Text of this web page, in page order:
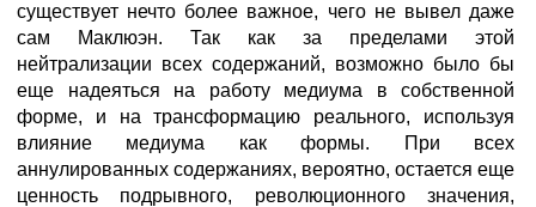
существует нечто более важное, чего не вывел даже
сам Маклюэн. Так как за пределами этой
нейтрализации всех содержаний, возможно было бы
еще надеяться на работу медиума в собственной
форме, и на трансформацию реального, используя
влияние медиума как формы. При всех
аннулированных содержаниях, вероятно, остается еще
ценность подрывного, революционного значения,